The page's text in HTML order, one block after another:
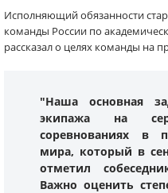
Исполняющий обязанности
команды России по
рассказал о целях команды на
"Наша основная
экипажа на
соревнованиях в
мира, который в
отметил
Важно оценить